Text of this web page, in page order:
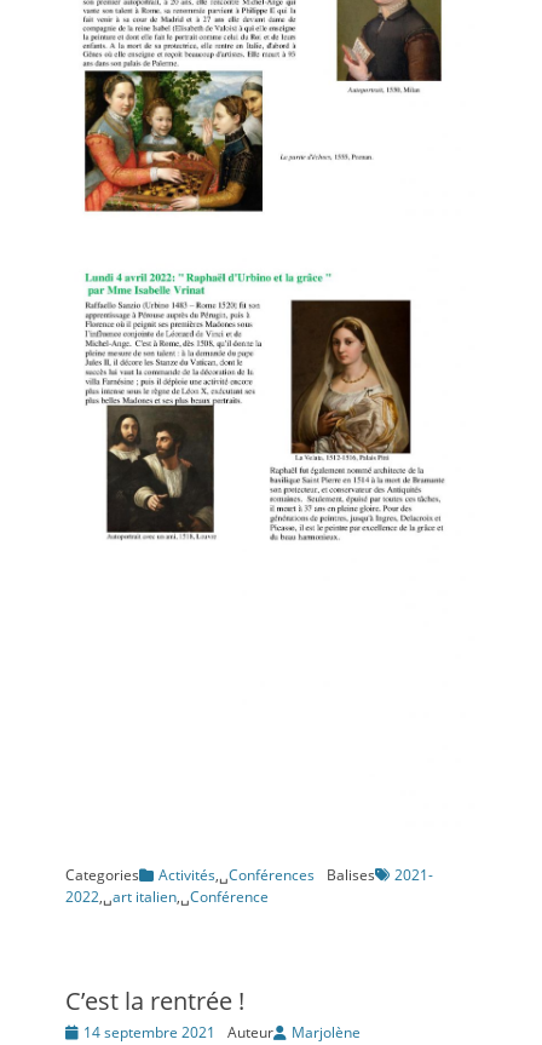
Categories Activités,␣Conférences Balises
2021-
2022,␣art italien,␣Conférence
C’est la rentrée !
Posté14 septembre 2021 Auteur Marjolène